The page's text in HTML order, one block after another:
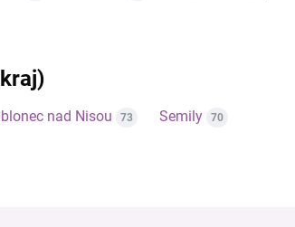
nad Nisou 73 Semily 70